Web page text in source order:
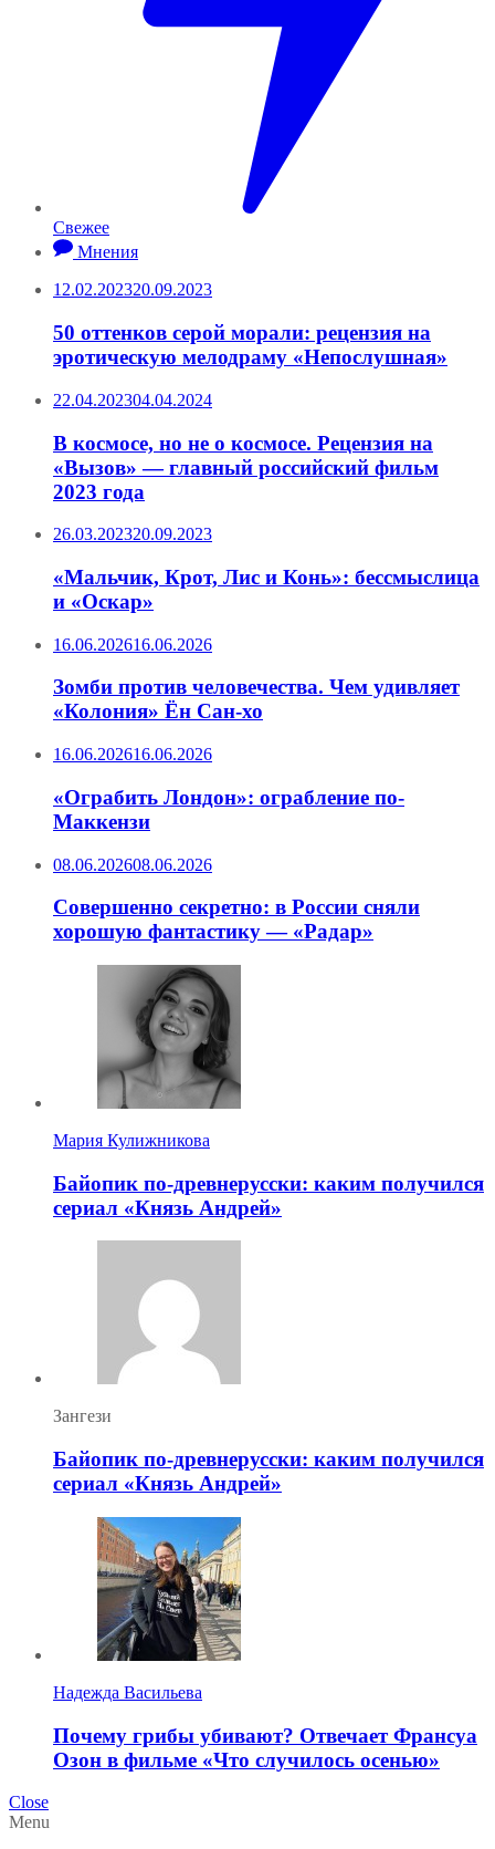
Свежее
Мнения
12.02.202320.09.2023
50 оттенков серой морали: рецензия на
эротическую мелодраму «Непослушная»
22.04.202304.04.2024
В космосе, но не о космосе. Рецензия на
«Вызов» — главный российский фильм
2023 года
26.03.202320.09.2023
«Мальчик, Крот, Лис и Конь»: бессмыслица
и «Оскар»
16.06.202616.06.2026
Зомби против человечества. Чем удивляет
«Колония» Ён Сан-хо
16.06.202616.06.2026
«Ограбить Лондон»: ограбление по-
Маккензи
08.06.202608.06.2026
Совершенно секретно: в России сняли
хорошую фантастику — «Радар»
Мария Кулижникова
Байопик по-древнерусски: каким получился
сериал «Князь Андрей»
Зангези
Байопик по-древнерусски: каким получился
сериал «Князь Андрей»
Надежда Васильева
Почему грибы убивают? Отвечает Франсуа
Озон в фильме «Что случилось осенью»
Close
Menu